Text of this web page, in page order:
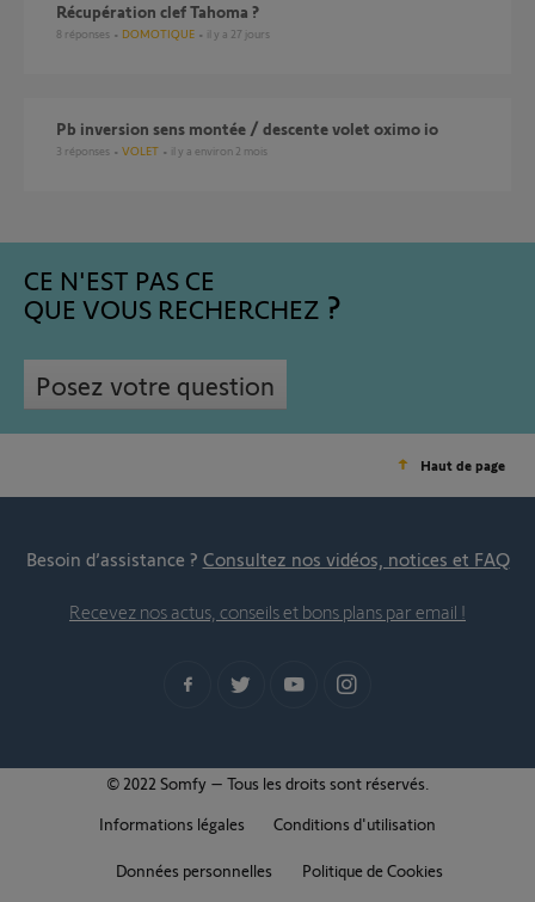
Récupération clef Tahoma ?
8 réponses DOMOTIQUE il y a 27 jours
pb inversion sens montée / descente volet oximo io
3 réponses VOLET il y a environ 2 mois
CE N'EST PAS CE
QUE VOUS RECHERCHEZ
Posez votre question
Haut de page
Besoin d’assistance ? Consultez nos vidéos, notices et FAQ
Recevez nos actus, conseils et bons plans par email !
© 2022 Somfy – Tous les droits sont réservés.
Informations légales
Conditions d'utilisation
Données personnelles Politique de Cookies